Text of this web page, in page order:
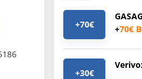
+70€
GASAG
+70€
+30€